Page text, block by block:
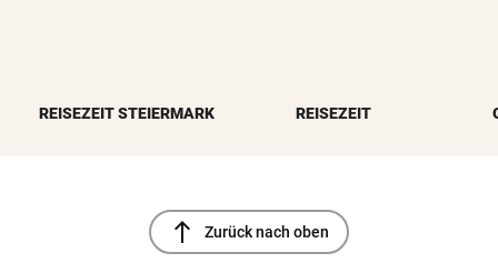
REISEZEIT STEIERMARK REISEZEIT
north Zurück nach oben